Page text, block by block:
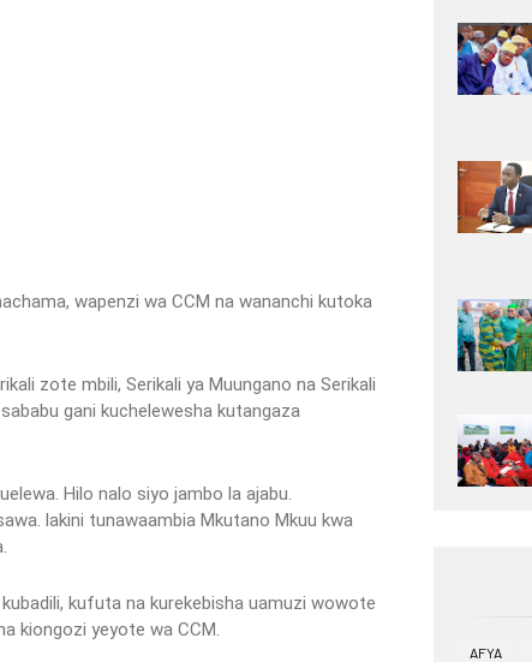
wapenzi wa CCM na wananchi kutoka
zote mbili, Serikali ya Muungano na Serikali
gani kuchelewesha kutangaza
Hilo nalo siyo jambo la ajabu.
lakini tunawaambia Mkutano Mkuu kwa
kufuta na kurekebisha uamuzi wowote
kiongozi yeyote wa CCM.
AFYA